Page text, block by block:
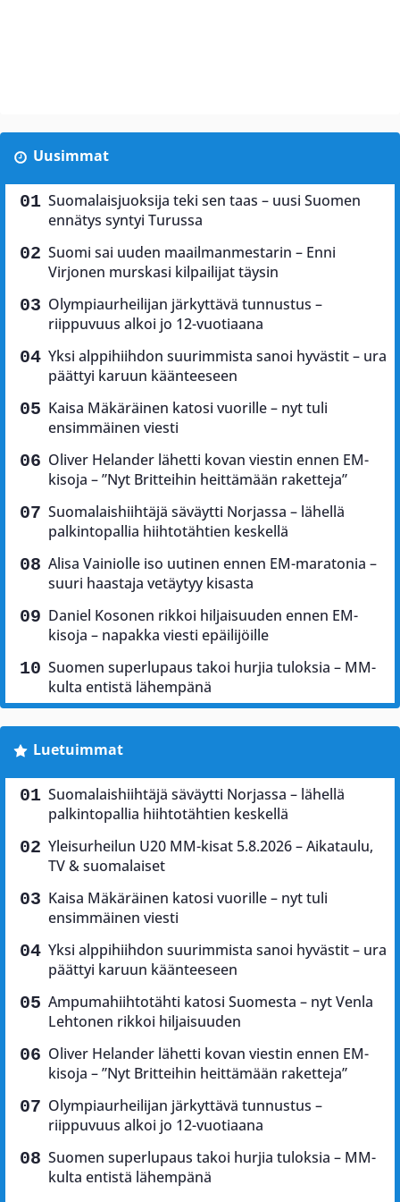
Uusimmat
Suomalaisjuoksija teki sen taas – uusi Suomen
ennätys syntyi Turussa
Suomi sai uuden maailmanmestarin – Enni
Virjonen murskasi kilpailijat täysin
Olympiaurheilijan järkyttävä tunnustus –
riippuvuus alkoi jo 12-vuotiaana
Yksi alppihiihdon suurimmista sanoi hyvästit – ura
päättyi karuun käänteeseen
Kaisa Mäkäräinen katosi vuorille – nyt tuli
ensimmäinen viesti
Oliver Helander lähetti kovan viestin ennen EM-
kisoja – ”Nyt Britteihin heittämään raketteja”
Suomalaishiihtäjä säväytti Norjassa – lähellä
palkintopallia hiihtotähtien keskellä
Alisa Vainiolle iso uutinen ennen EM-maratonia –
suuri haastaja vetäytyy kisasta
Daniel Kosonen rikkoi hiljaisuuden ennen EM-
kisoja – napakka viesti epäilijöille
Suomen superlupaus takoi hurjia tuloksia – MM-
kulta entistä lähempänä
Luetuimmat
Suomalaishiihtäjä säväytti Norjassa – lähellä
palkintopallia hiihtotähtien keskellä
Yleisurheilun U20 MM-kisat 5.8.2026 – Aikataulu,
TV & suomalaiset
Kaisa Mäkäräinen katosi vuorille – nyt tuli
ensimmäinen viesti
Yksi alppihiihdon suurimmista sanoi hyvästit – ura
päättyi karuun käänteeseen
Ampumahiihtotähti katosi Suomesta – nyt Venla
Lehtonen rikkoi hiljaisuuden
Oliver Helander lähetti kovan viestin ennen EM-
kisoja – ”Nyt Britteihin heittämään raketteja”
Olympiaurheilijan järkyttävä tunnustus –
riippuvuus alkoi jo 12-vuotiaana
Suomen superlupaus takoi hurjia tuloksia – MM-
kulta entistä lähempänä